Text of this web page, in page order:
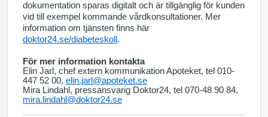
dokumentation sparas digitalt och är tillgänglig för kunden
vid till exempel kommande vårdkonsultationer. Mer
information om tjänsten finns här
doktor24.se/diabeteskoll .
För mer information kontakta
Elin Jarl, chef extern kommunikation Apoteket, tel 010-
447 52 00, elin.jarl@apoteket.se
Mira Lindahl, pressansvarig Doktor24, tel 070-48 90 84,
mira.lindahl@doktor24.se